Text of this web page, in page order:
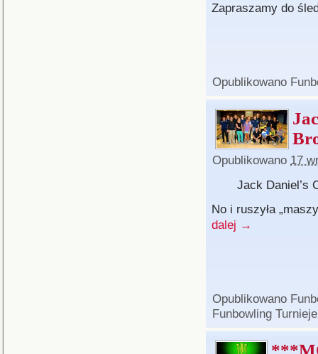
Zapraszamy do
Opublikowano
Opublikowano 17
Jack Daniel’s
No i ruszyła
dalej →
Opublikowano
Funbowling Turnieje